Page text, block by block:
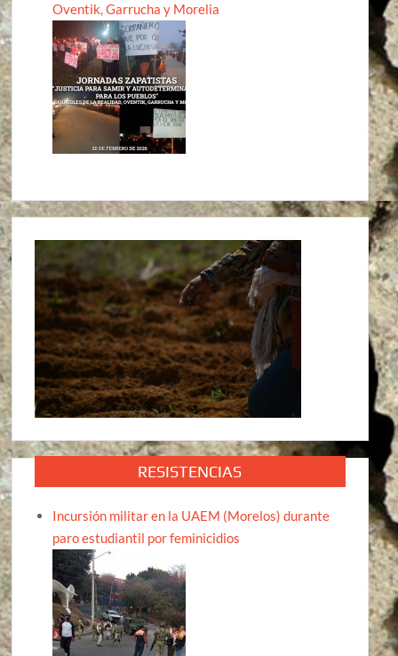
Oventik, Garrucha y Morelia
RESISTENCIAS
Incursión militar en la UAEM (Morelos) durante
paro estudiantil por feminicidios